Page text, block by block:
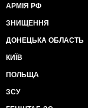
АРМІЯ РФ
ЗНИЩЕННЯ
ДОНЕЦЬКА ОБЛАСТЬ
КИЇВ
ПОЛЬЩА
ЗСУ